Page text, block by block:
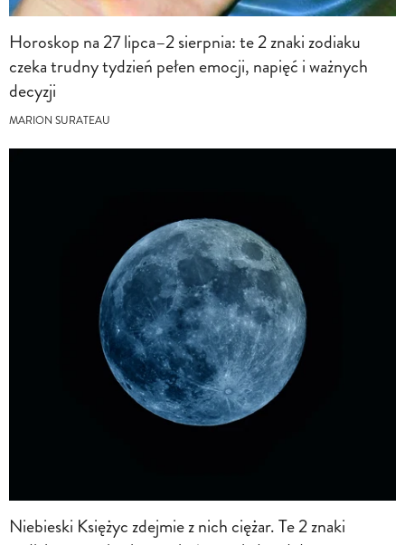
Horoskop na 27 lipca–2 sierpnia: te 2 znaki zodiaku
czeka trudny tydzień pełen emocji, napięć i ważnych
decyzji
MARION SURATEAU
Niebieski Księżyc zdejmie z nich ciężar. Te 2 znaki